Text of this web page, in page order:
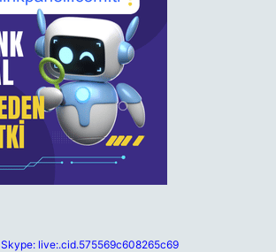
Skype: live:.cid.575569c608265c69